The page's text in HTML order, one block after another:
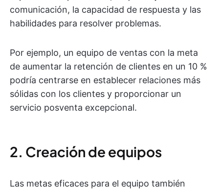
comunicación, la capacidad de respuesta y las
habilidades para resolver problemas.
Por ejemplo, un equipo de ventas con la meta
de aumentar la retención de clientes en un 10 %
podría centrarse en establecer relaciones más
sólidas con los clientes y proporcionar un
servicio posventa excepcional.
2. Creación de equipos
Las metas eficaces para el equipo también